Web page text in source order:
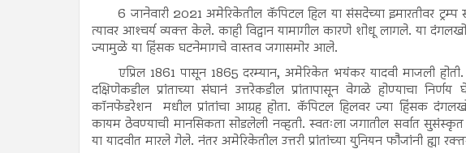
6 जानेवारी 2021 अमेरिकेतील कॅपिटल हिल या संसदेच्या इमारतीवर
त्यावर आश्‍चर्य व्यक्त केले. काही विद्वान यामागील कारणे शोधू लागले. या
ज्यामुळे या हिंसक घटनेमागचे वास्तव जगासमोर आले.
एप्रिल 1861 पासून 1865 दरम्यान, अमेरिकेत भयंकर यादवी माजली
दक्षिणेकडील प्रांताच्या संघानं उत्तरेकडील प्रांतापासून वेगळे होण्याचा
कॉनफेडरेशन मधील प्रांतांचा आग्रह होता. कॅपिटल हिलवर ज्या हिंसक
कायम ठेवण्याची मानसिकता सोडलेली नव्हती. स्वतःला जगातील सर्वात
या यादवीत मारले गेले. नंतर अमेरिकेतील उत्तरी प्रांतांच्या युनियन फौजांनी ह्या